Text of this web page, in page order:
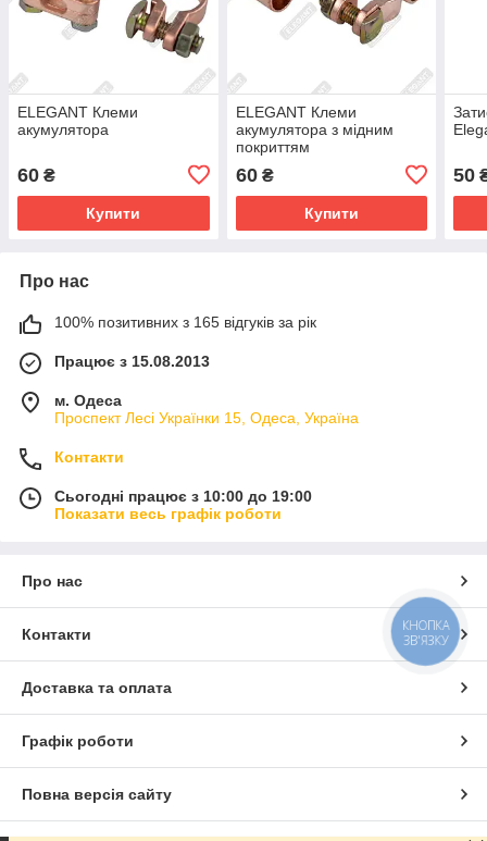
ELEGANT Клеми
акумулятора
60 ₴
Купити
ELEGANT Клеми
акумулятора з мідним
покриттям
60₴
Купити
50
Про нас
100% позитивних з 165 відгуків за рік
Працює з 15.08.2013
м. Одеса
Проспект Лесі Українки 15, Одеса, Україна
Контакти
Сьогодні працює з 10:00 до 19:00
Показати весь графік роботи
Про нас
Контакти
Доставка та оплата
Графік роботи
Повна версія сайту
КНОПКА
ЗВ'ЯЗКУ